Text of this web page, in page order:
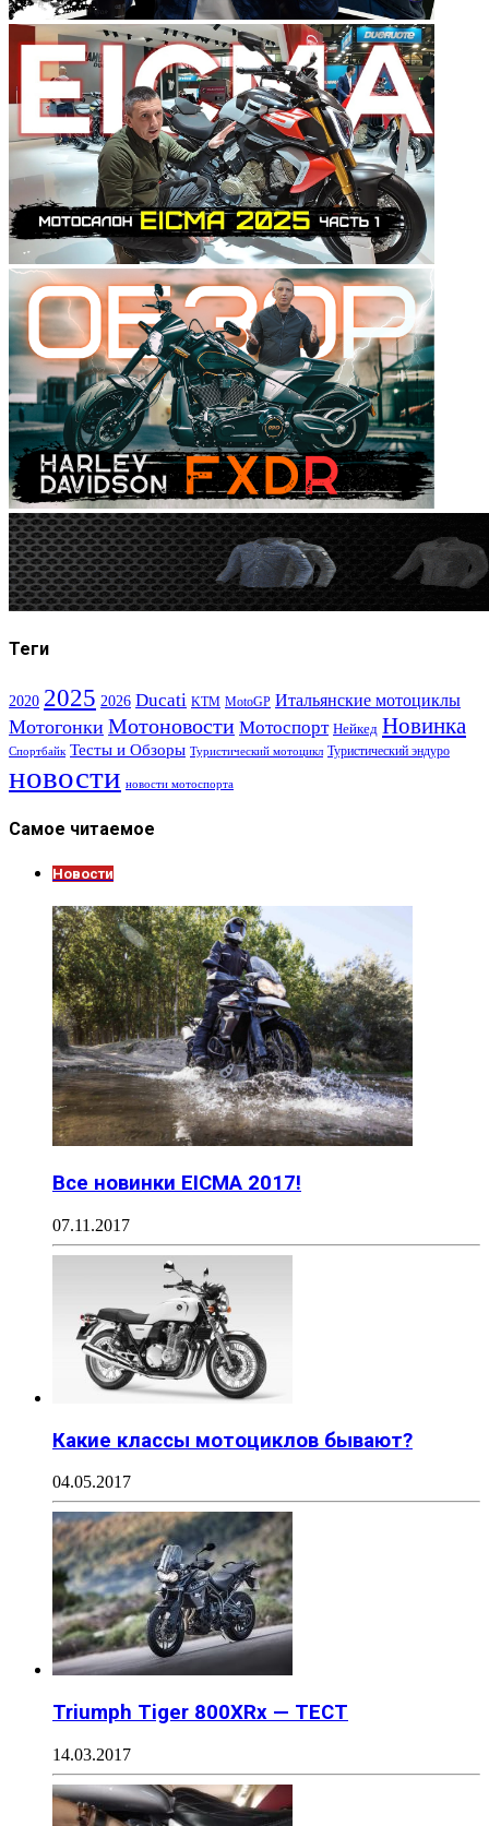
Теги
2020 2025 2026 Ducati KTM MotoGP Итальянские мотоциклы
Мотогонки Мотоновости Мотоспорт Нейкед Новинка
Спортбайк Тесты и Обзоры Туристический мотоцикл Туристический эндуро
новости новости мотоспорта
Самое читаемое
Новости
Все новинки EICMA 2017!
07.11.2017
Какие классы мотоциклов бывают?
04.05.2017
Triumph Tiger 800XRx — ТЕСТ
14.03.2017